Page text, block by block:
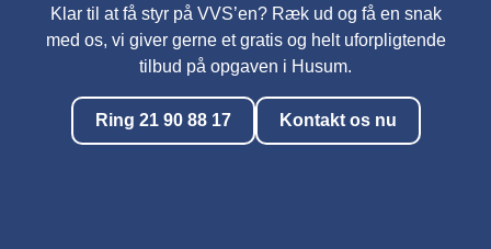
Klar til at få styr på VVS’en? Ræk ud og få en snak
med os, vi giver gerne et gratis og helt uforpligtende
tilbud på opgaven i Husum.
Ring 21 90 88 17 Kontakt os nu